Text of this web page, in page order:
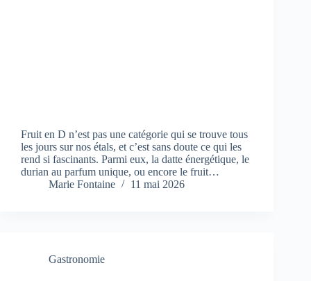
Fruit en D n’est pas une catégorie qui se trouve tous
les jours sur nos étals, et c’est sans doute ce qui les
rend si fascinants. Parmi eux, la datte énergétique, le
durian au parfum unique, ou encore le fruit…
Marie Fontaine
11 mai 2026
Gastronomie